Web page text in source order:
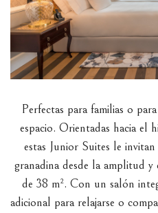
Perfectas para familias o
espacio. Orientadas hacia el
estas Junior Suites le
granadina desde la amplitud
de 38 m². Con un salón
adicional para relajarse o